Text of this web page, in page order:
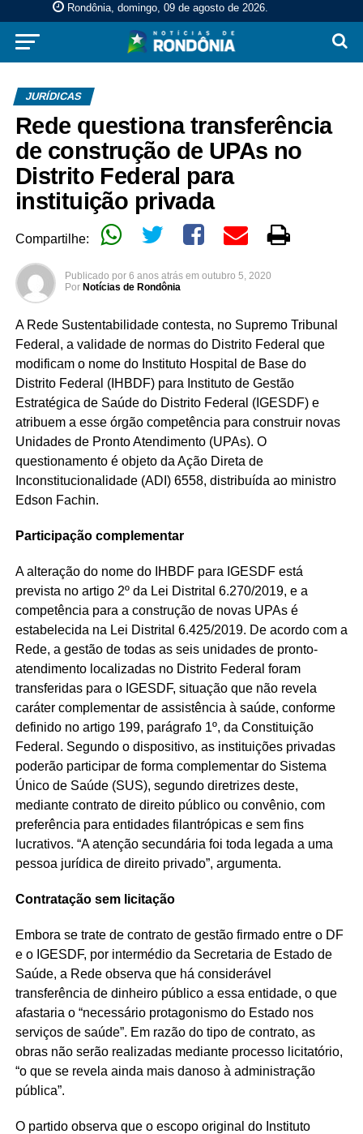
Rondônia, domingo, 09 de agosto de 2026.
JURÍDICAS
Rede questiona transferência
de construção de UPAs no
Distrito Federal para
instituição privada
Compartilhe:
Publicado por 6 anos atrás em outubro 5, 2020
Por Notícias de Rondônia
A Rede Sustentabilidade contesta, no Supremo Tribunal
Federal, a validade de normas do Distrito Federal que
modificam o nome do Instituto Hospital de Base do
Distrito Federal (IHBDF) para Instituto de Gestão
Estratégica de Saúde do Distrito Federal (IGESDF) e
atribuem a esse órgão competência para construir novas
Unidades de Pronto Atendimento (UPAs). O
questionamento é objeto da Ação Direta de
Inconstitucionalidade (ADI) 6558, distribuída ao ministro
Edson Fachin.
Participação complementar
A alteração do nome do IHBDF para IGESDF está
prevista no artigo 2º da Lei Distrital 6.270/2019, e a
competência para a construção de novas UPAs é
estabelecida na Lei Distrital 6.425/2019. De acordo com a
Rede, a gestão de todas as seis unidades de pronto-
atendimento localizadas no Distrito Federal foram
transferidas para o IGESDF, situação que não revela
caráter complementar de assistência à saúde, conforme
definido no artigo 199, parágrafo 1º, da Constituição
Federal. Segundo o dispositivo, as instituições privadas
poderão participar de forma complementar do Sistema
Único de Saúde (SUS), segundo diretrizes deste,
mediante contrato de direito público ou convênio, com
preferência para entidades filantrópicas e sem fins
lucrativos. “A atenção secundária foi toda legada a uma
pessoa jurídica de direito privado”, argumenta.
Contratação sem licitação
Embora se trate de contrato de gestão firmado entre o DF
e o IGESDF, por intermédio da Secretaria de Estado de
Saúde, a Rede observa que há considerável
transferência de dinheiro público a essa entidade, o que
afastaria o “necessário protagonismo do Estado nos
serviços de saúde”. Em razão do tipo de contrato, as
obras não serão realizadas mediante processo licitatório,
“o que se revela ainda mais danoso à administração
pública”.
O partido observa que o escopo original do Instituto